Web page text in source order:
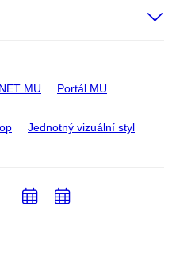
MU Portál MU
Jednotný vizuální styl
Email
PřidatPřidat